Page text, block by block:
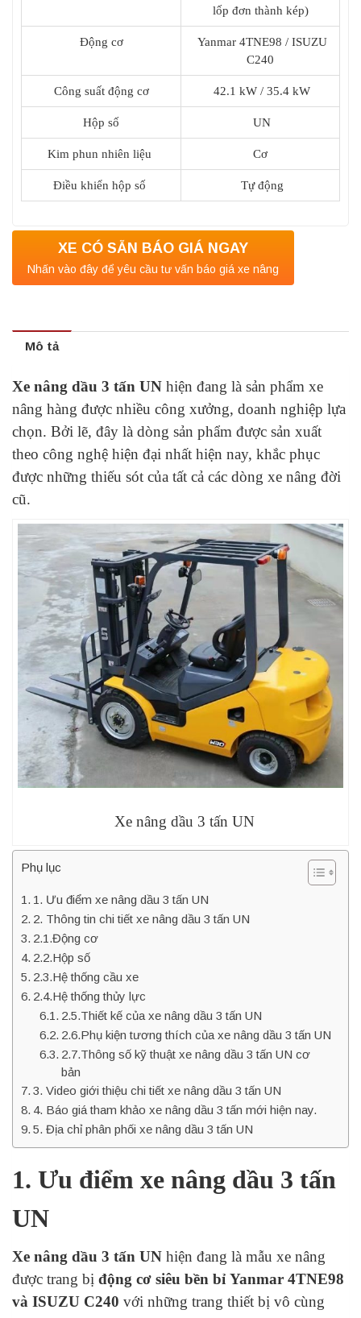
lốp đơn thành kép)
Động cơ
Yanmar 4TNE98 / ISUZU
C240
Công suất động cơ 42.1 kW / 35.4 kW
Hộp số UN
Kim phun nhiên liệu Cơ
Điều khiển hộp số Tự động
XE CÓ SẴN BÁO GIÁ NGAY
Nhấn vào đây để yêu cầu tư vấn báo giá xe nâng
Mô tả
Xe nâng dầu 3 tấn UN hiện đang là sản phẩm xe
nâng hàng được nhiều công xưởng, doanh nghiệp lựa
chọn. Bởi lẽ, đây là dòng sản phẩm được sản xuất
theo công nghệ hiện đại nhất hiện nay, khắc phục
được những thiếu sót của tất cả các dòng xe nâng đời
cũ.
Xe nâng dầu 3 tấn UN
Phụ lục
1. Ưu điểm xe nâng dầu 3 tấn UN
2. Thông tin chi tiết xe nâng dầu 3 tấn UN
2.1.Động cơ
2.2.Hộp số
2.3.Hệ thống cầu xe
2.4.Hệ thống thủy lực
2.5.Thiết kế của xe nâng dầu 3 tấn UN
2.6.Phụ kiện tương thích của xe nâng dầu 3 tấn UN
2.7.Thông số kỹ thuật xe nâng dầu 3 tấn UN cơ
bản
3. Video giới thiệu chi tiết xe nâng dầu 3 tấn UN
4. Báo giá tham khảo xe nâng dầu 3 tấn mới hiện nay.
5. Địa chỉ phân phối xe nâng dầu 3 tấn UN
1. Ưu điểm xe nâng dầu 3 tấn
UN
Xe nâng dầu 3 tấn UN hiện đang là mẫu xe nâng
được trang bị động cơ siêu bền bỉ Yanmar 4TNE98
và ISUZU C240 với những trang thiết bị vô cùng